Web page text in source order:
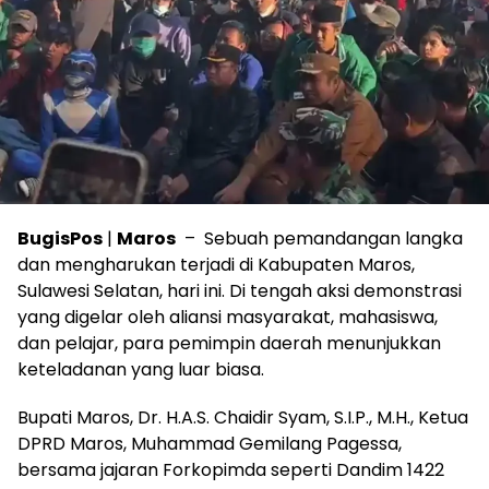
BugisPos | Maros – Sebuah pemandangan langka
dan mengharukan terjadi di Kabupaten Maros,
Sulawesi Selatan, hari ini. Di tengah aksi demonstrasi
yang digelar oleh aliansi masyarakat, mahasiswa,
dan pelajar, para pemimpin daerah menunjukkan
keteladanan yang luar biasa.
Bupati Maros, Dr. H.A.S. Chaidir Syam, S.I.P., M.H., Ketua
DPRD Maros, Muhammad Gemilang Pagessa,
bersama jajaran Forkopimda seperti Dandim 1422